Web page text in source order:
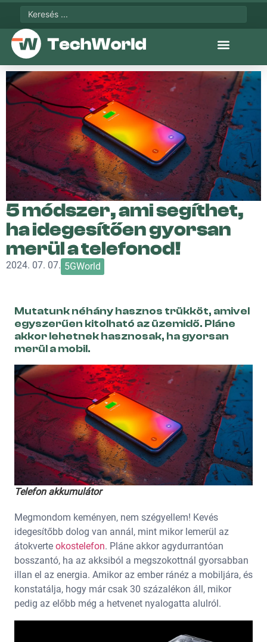
5 módszer, ami segíthet,
ha idegesítően gyorsan
merül a telefonod!
2024. 07. 07. 5GWorld
Mutatunk néhány hasznos trükköt, amivel
egyszerűen kitolható az üzemidő. Pláne
akkor lehetnek hasznosak, ha gyorsan
merül a mobil.
Telefon akkumulátor
Megmondom keményen, nem szégyellem! Kevés
idegesítőbb dolog van annál, mint mikor lemerül az
átokverte okostelefon. Pláne akkor agydurrantóan
bosszantó, ha az akksiból a megszokottnál gyorsabban
illan el az energia. Amikor az ember ránéz a mobiljára, és
konstatálja, hogy már csak 30 százalékon áll, mikor
pedig az előbb még a hetvenet nyalogatta alulról.